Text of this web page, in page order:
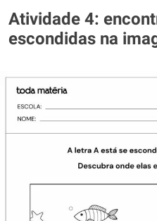
Atividade 4:
escondidas na